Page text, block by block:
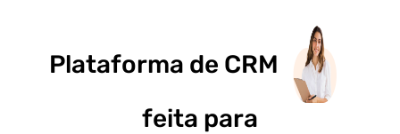
Plataforma de CRM
feita para